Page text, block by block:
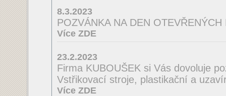
8.3.2023
POZVÁNKA NA DEN OTEVŘENÝCH
Více ZDE
23.2.2023
Firma KUBOUŠEK si Vás dovoluje
Vstřikovací stroje, plastikační a
Více ZDE